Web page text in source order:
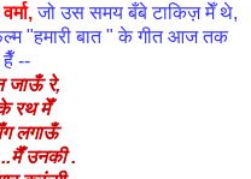
जो उस समय बँबे टाकिज़ मेँ थे,
"हमारी बात " के गीत आज तक
हैँ --
जाऊँ रे,
रथ मेँ
लगाऊँ
उनकी .